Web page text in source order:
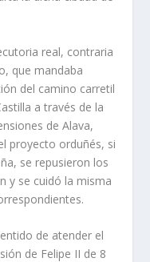
real, contraria
que mandaba
del camino carretil
a través de la
de Alava,
proyecto orduñés, si
se repusieron los
y se cuidó la misma
de atender el
de Felipe II de 8